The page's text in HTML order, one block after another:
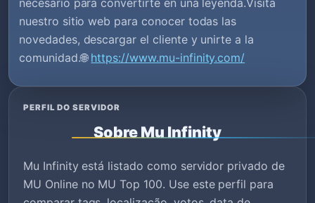
nuestro sitio web para conocer todas las
novedades, descargar el cliente y unirte a la
comunidad.🌐 https://www.mu-infinity.com/
PERFIL DO SERVIDOR
Sobre Mu Infinity
Mu Infinity está listado como servidor privado de
MU Online no MU Top 100. Use este perfil para